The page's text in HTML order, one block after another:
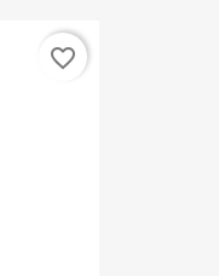
favorite_border